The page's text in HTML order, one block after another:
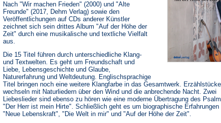
Nach "Wir machen Frieden" (2000) und "Alte
Freunde" (2017, Dehm Verlag) sowie den
Veröffentlichungen auf CDs anderer Künstler
zeichnet sich sein drittes Album "Auf der Höhe der
Zeit" durch eine musikalische und textliche Vielfalt
aus.
Die 15 Titel führen durch unterschiedliche Klang-
und Textwelten. Es geht um Freundschaft und
Liebe, Lebensgeschichte und Glaube,
Naturerfahrung und Weltdeutung. Englischsprachige
Titel bringen noch eine weitere Klangfarbe in das Gesamtwerk. Erzählstücke
wechseln mit Naturliedern über den Wind und die anbrechende Nacht. Zwei
Liebeslieder sind ebenso zu hören wie eine moderne Übertragung des
"Der Herr ist mein Hirte". Schließlich geht es um biographische Erfahrungen
"Neue Lebenskraft", "Die Welt in mir" und "Auf der Höhe der Zeit".